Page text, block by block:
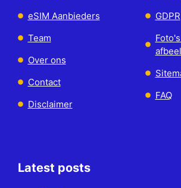
eSIM Aanbieders
Team
Over ons
Contact
Disclaimer
GDPR
FAQ
Latest posts